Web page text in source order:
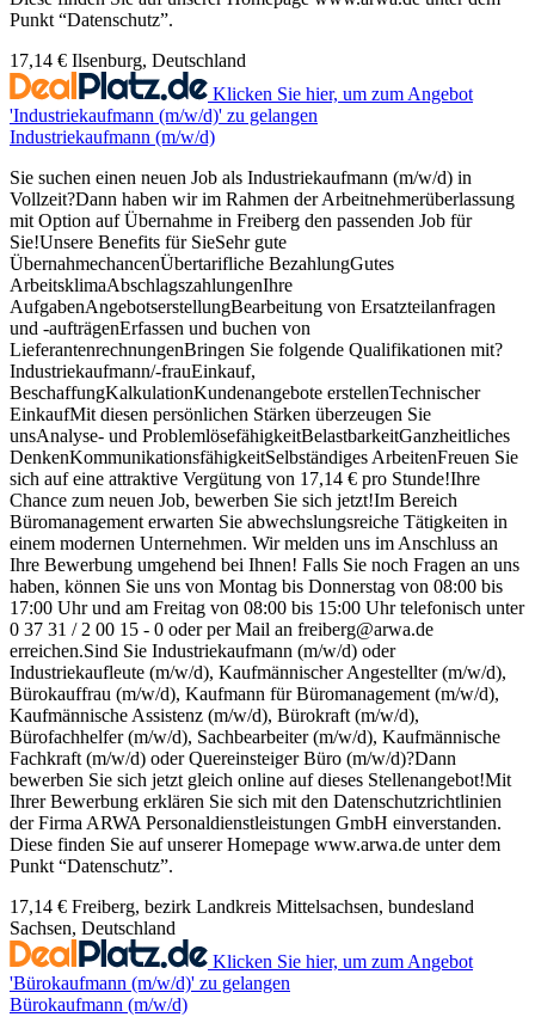
Punkt “Datenschutz”.
17,14 € Ilsenburg, Deutschland
Klicken Sie hier, um zum Angebot
'Industriekaufmann (m/w/d)' zu gelangen
Industriekaufmann (m/w/d)
Sie suchen einen neuen Job als Industriekaufmann (m/w/d) in
Vollzeit?Dann haben wir im Rahmen der Arbeitnehmerüberlassung
mit Option auf Übernahme in Freiberg den passenden Job für
Sie!Unsere Benefits für SieSehr gute
ÜbernahmechancenÜbertarifliche BezahlungGutes
ArbeitsklimaAbschlagszahlungenIhre
AufgabenAngebotserstellungBearbeitung von Ersatzteilanfragen
und -aufträgenErfassen und buchen von
LieferantenrechnungenBringen Sie folgende Qualifikationen mit?
Industriekaufmann/-frauEinkauf,
BeschaffungKalkulationKundenangebote erstellenTechnischer
EinkaufMit diesen persönlichen Stärken überzeugen Sie
unsAnalyse- und ProblemlösefähigkeitBelastbarkeitGanzheitliches
DenkenKommunikationsfähigkeitSelbständiges ArbeitenFreuen Sie
sich auf eine attraktive Vergütung von 17,14 € pro Stunde!Ihre
Chance zum neuen Job, bewerben Sie sich jetzt!Im Bereich
Büromanagement erwarten Sie abwechslungsreiche Tätigkeiten in
einem modernen Unternehmen. Wir melden uns im Anschluss an
Ihre Bewerbung umgehend bei Ihnen! Falls Sie noch Fragen an uns
haben, können Sie uns von Montag bis Donnerstag von 08:00 bis
17:00 Uhr und am Freitag von 08:00 bis 15:00 Uhr telefonisch unter
0 37 31 / 2 00 15 - 0 oder per Mail an freiberg@arwa.de
erreichen.Sind Sie Industriekaufmann (m/w/d) oder
Industriekaufleute (m/w/d), Kaufmännischer Angestellter (m/w/d),
Bürokauffrau (m/w/d), Kaufmann für Büromanagement (m/w/d),
Kaufmännische Assistenz (m/w/d), Bürokraft (m/w/d),
Bürofachhelfer (m/w/d), Sachbearbeiter (m/w/d), Kaufmännische
Fachkraft (m/w/d) oder Quereinsteiger Büro (m/w/d)?Dann
bewerben Sie sich jetzt gleich online auf dieses Stellenangebot!Mit
Ihrer Bewerbung erklären Sie sich mit den Datenschutzrichtlinien
der Firma ARWA Personaldienstleistungen GmbH einverstanden.
Diese finden Sie auf unserer Homepage www.arwa.de unter dem
Punkt “Datenschutz”.
17,14 € Freiberg, bezirk Landkreis Mittelsachsen, bundesland
Sachsen, Deutschland
Klicken Sie hier, um zum Angebot
'Bürokaufmann (m/w/d)' zu gelangen
Bürokaufmann (m/w/d)